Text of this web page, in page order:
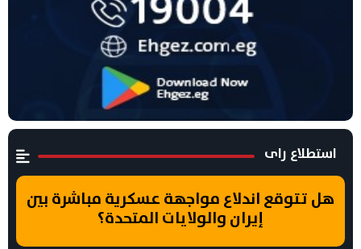
استطلاع راى
هل تتوقع اندلاع مواجهة عسكرية مباشرة بين
إيران والولايات المتحدة؟